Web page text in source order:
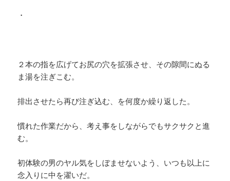
・
２本の指を広げてお尻の穴を拡張させ、その隙間にぬる
ま湯を注ぎこむ。
排出させたら再び注ぎ込む、を何度か繰り返した。
慣れた作業だから、考え事をしながらでもサクサクと進
む。
初体験の男のヤル気をしぼませないよう、いつも以上に
念入りに中を濯いだ。